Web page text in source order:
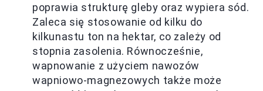
poprawia strukturę gleby oraz wypiera sód.
Zaleca się stosowanie od kilku do
kilkunastu ton na hektar, co zależy od
stopnia zasolenia. Równocześnie,
wapnowanie z użyciem nawozów
wapniowo-magnezowych także może